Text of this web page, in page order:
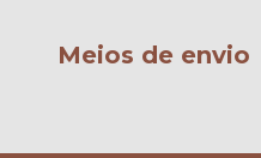
Meios de envio